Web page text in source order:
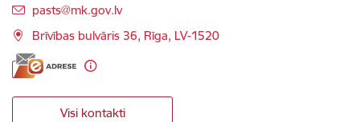
E-pasts:
pasts@mk.gov.lv
Brīvības bulvāris 36, Rīga, LV-1520
Visi kontakti